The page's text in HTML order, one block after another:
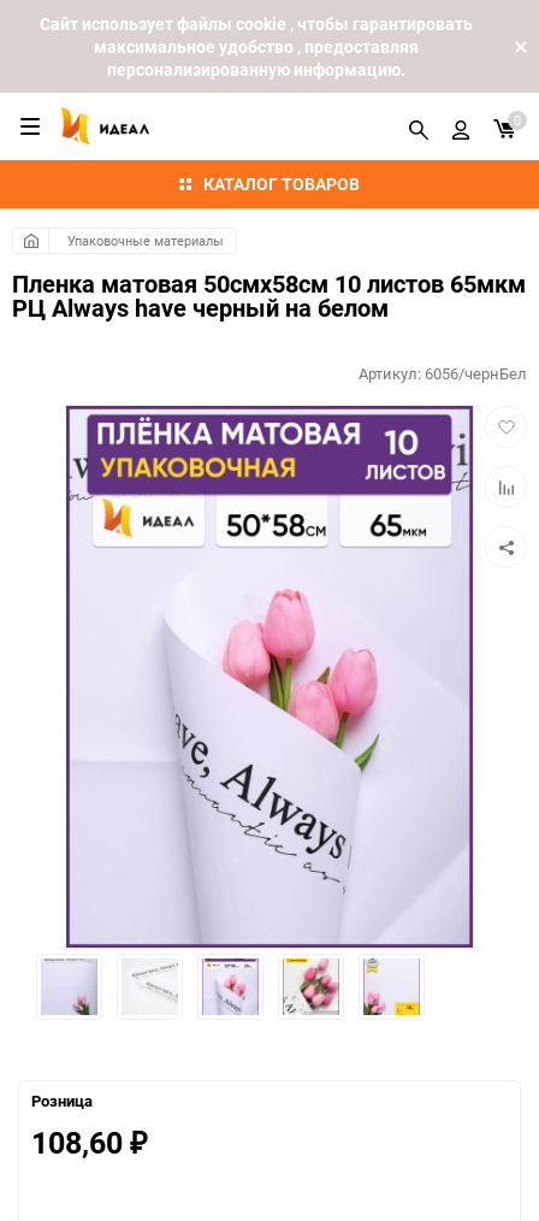
Cайт использует файлы cookie , чтобы гарантировать
максимальное удобство , предоставляя
персонализированную информацию.
КАТАЛОГ ТОВАРОВ
0
Упаковочные материалы
Пленка матовая 50смх58см 10 листов 65мкм
РЦ Always have черный на белом
Артикул: 6056/чернБел
Розница
108,60 ₽